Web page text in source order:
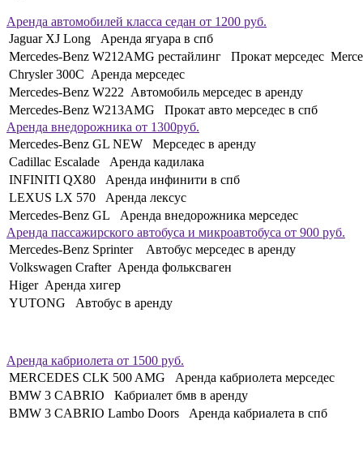
Аренда автомобилей класса седан от 1200 руб.
Jaguar XJ Long Аренда ягуара в спб
Mercedes-Benz W212AMG рестайлинг Прокат мерседес
Chrysler 300С Аренда мерседес
Mercedes-Benz W222 Автомобиль мерседес в аренду
Mercedes-Benz W213AMG Прокат авто мерседес в спб
Аренда внедорожника от 1300руб.
Mercedes-Benz GL NEW Мерседес в аренду
Cadillac Escalade Аренда кадилака
INFINITI QX80 Аренда инфинити в спб
LEXUS LX 570 Аренда лексус
Mercedes-Benz GL Аренда внедорожника мерседес
Аренда пассажирского автобуса и микроавтобуса от 900 руб.
Mercedes-Benz Sprinter Автобус мерседес в аренду
Volkswagen Crafter Аренда фольксваген
Higer Аренда хигер
YUTONG Автобус в аренду
Аренда кабриолета от 1500 руб.
MERCEDES CLK 500 AMG Аренда кабриолета мерседес
BMW 3 CABRIO Кабриалет бмв в аренду
BMW 3 CABRIO Lambo Doors Аренда кабриалета в спб